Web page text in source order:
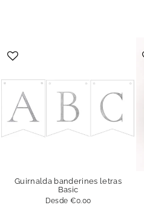
Guirnalda banderines letras
Basic
Desde €0.00